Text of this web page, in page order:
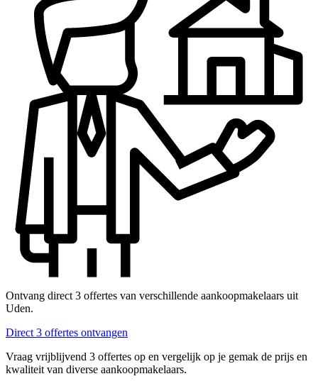
Ontvang direct 3 offertes van verschillende aankoopmakelaars uit
Uden.
Direct 3 offertes ontvangen
Vraag vrijblijvend 3 offertes op en vergelijk op je gemak de prijs en
kwaliteit van diverse aankoopmakelaars.